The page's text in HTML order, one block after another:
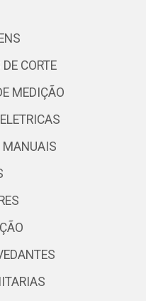
CORTE
MEDIÇÃO
MANUAIS